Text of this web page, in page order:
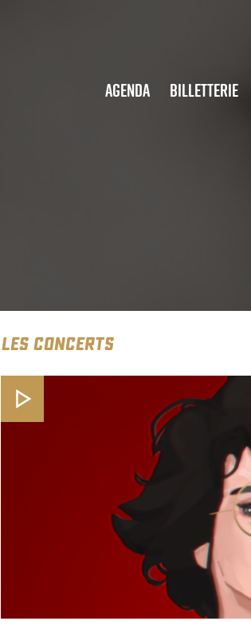
Agenda Billetterie
LES CONCERTS